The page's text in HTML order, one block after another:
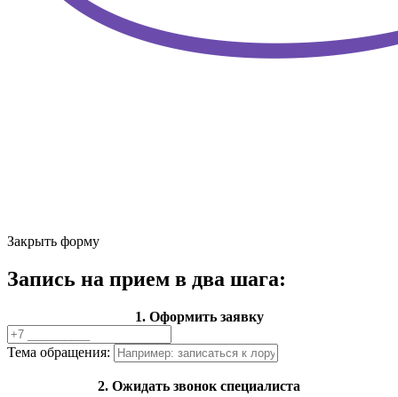
Закрыть форму
Запись на прием в два шага:
1. Оформить заявку
Тема обращения:
2. Ожидать звонок специалиста